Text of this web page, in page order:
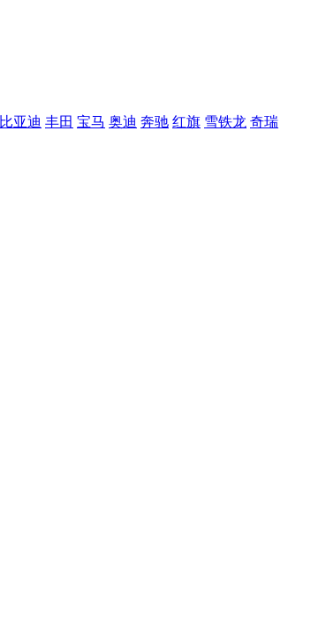
比亚迪 丰田 宝马 奥迪 奔驰 红旗 雪铁龙 奇瑞